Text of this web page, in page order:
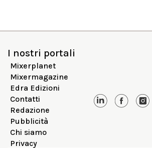
I nostri portali
Mixerplanet
Mixermagazine
Edra Edizioni
Contatti
Redazione
Pubblicità
Chi siamo
Privacy